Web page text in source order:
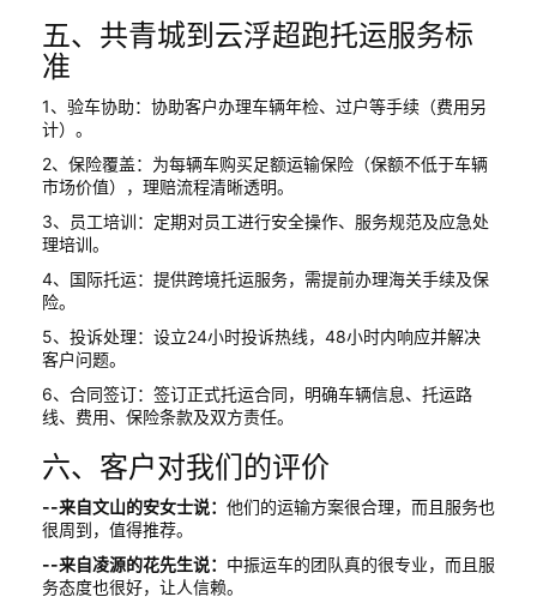
五、共青城到云浮超跑托运服务标
准
1、验车协助：协助客户办理车辆年检、过户等手续（费用另
计）。
2、保险覆盖：为每辆车购买足额运输保险（保额不低于车辆
市场价值），理赔流程清晰透明。
3、员工培训：定期对员工进行安全操作、服务规范及应急处
理培训。
4、国际托运：提供跨境托运服务，需提前办理海关手续及保
险。
5、投诉处理：设立24小时投诉热线，48小时内响应并解决
客户问题。
6、合同签订：签订正式托运合同，明确车辆信息、托运路
线、费用、保险条款及双方责任。
六、客户对我们的评价
--来自文山的安女士说： 他们的运输方案很合理，而且服务也
很周到，值得推荐。
--来自凌源的花先生说： 中振运车的团队真的很专业，而且服
务态度也很好，让人信赖。